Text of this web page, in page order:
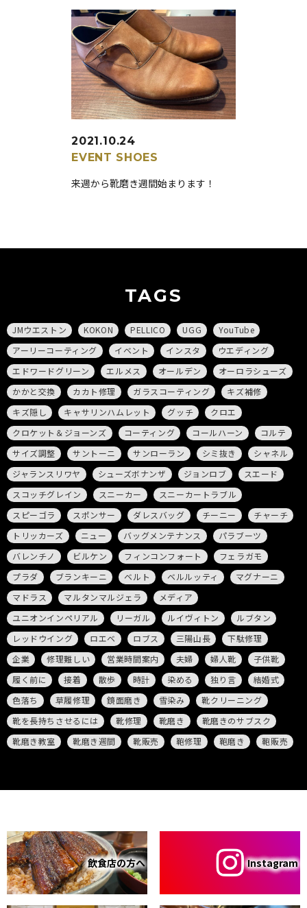
2021.10.24
EVENT SHOES
来週から靴磨き週間始まります！
TAGS
JMウエストン KOKON PELLICO UGG
YouTube
アーリーコーティング
イベント インスタ
ウエディング
エドワードグリーン
エルメス オールデン
オーロラシューズ
かかと交換
カカト修理 ガラスコーティング
キズ補修
キズ隠し
キャサリンハムレット グッチ
クロエ
クロケット＆ジョーンズ
コーティング コールハーン
コルテ
サイズ調整
サントーニ サンローラン シミ抜き
シャネル
ジャランスリワヤ
シューズボナンザ ジョンロブ
スエード
スコッチグレイン
スニーカー
スニーカートラブル
スピーゴラ
スポンサー ダレスバッグ チーニー
チャーチ
トリッカーズ
ニュー バッグメンテナンス
パラブーツ
バレンチノ
ビルケン フィンコンフォート
フェラガモ
プラダ
ブランキーニ ベルト ベルルッティ
マグナーニ
マドラス
マルタンマルジェラ
メディア
ユニオンインペリアル
リーガル ルイヴィトン
ルブタン
レッドウイング
ロエベ ロブス 三陽山長
下駄修理
企業
修理難しい 営業時間案内 夫婦 婦人靴
子供靴
履く前に
接着 散歩 時計 染める 独り言
結婚式
色落ち
草履修理 鏡面磨き 雪染み
靴クリーニング
靴を長持ちさせるには
靴修理 靴磨き
靴磨きのサブスク
靴磨き教室
靴磨き週間 靴販売 鞄修理 鞄磨き 鞄販売
飲食店の方へ Instagram